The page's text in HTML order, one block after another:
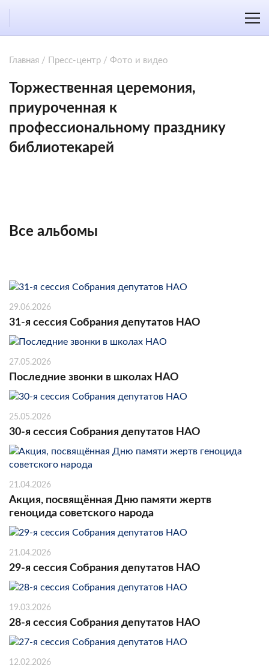
Главная / Пресс-центр / Фото и видео
Торжественная церемония,
приуроченная к
профессиональному празднику
библиотекарей
Все альбомы
29.06.2026
31-я сессия Собрания депутатов НАО
27.05.2026
Последние звонки в школах НАО
25.05.2026
30-я сессия Собрания депутатов НАО
21.04.2026
Акция, посвящённая Дню памяти жертв
геноцида советского народа
21.04.2026
29-я сессия Собрания депутатов НАО
19.03.2026
28-я сессия Собрания депутатов НАО
12.02.2026